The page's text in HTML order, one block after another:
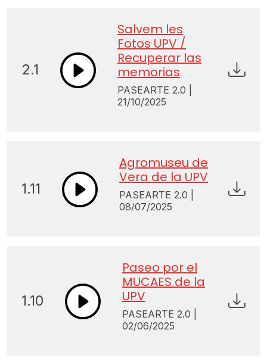
2.1
Salvem les
Fotos UPV /
Recuperar las
memorias
PASEARTE 2.0 |
21/10/2025
1.11
Agromuseu de
Vera de la UPV
PASEARTE 2.0 |
08/07/2025
1.10
Paseo por el
MUCAES de la
UPV
PASEARTE 2.0 |
02/06/2025